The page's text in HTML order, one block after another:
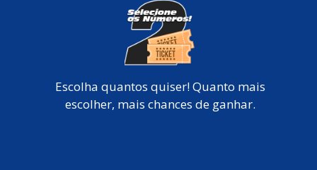
Escolha quantos quiser! Quanto mais
escolher, mais chances de ganhar.